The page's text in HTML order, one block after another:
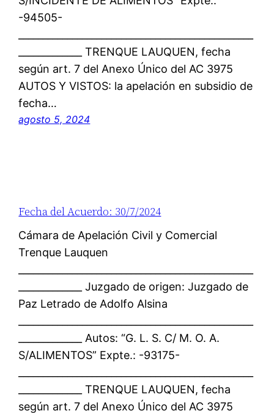
-94505-
_____________ TRENQUE LAUQUEN, fecha
según art. 7 del Anexo Único del AC 3975
AUTOS Y VISTOS: la apelación en subsidio de
fecha…
agosto 5, 2024
Fecha del Acuerdo: 30/7/2024
Cámara de Apelación Civil y Comercial
Trenque Lauquen
_____________ Juzgado de origen: Juzgado de
Paz Letrado de Adolfo Alsina
_____________ Autos: “G. L. S. C/ M. O. A.
S/ALIMENTOS” Expte.: -93175-
_____________ TRENQUE LAUQUEN, fecha
según art. 7 del Anexo Único del AC 3975